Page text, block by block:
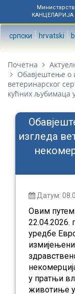
КАНЦЕЛАРИЈА
српски hrvatski
Почетна
Обавјештење о
ветеринарског
кућних љубимаца
изгледа
Датум:
Овим путем
22.04.2026.
уредбе
у пратњи
животиње